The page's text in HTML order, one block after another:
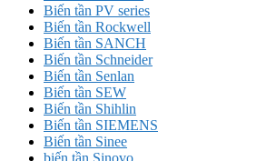
Biến tần PV series
Biến tần Rockwell
Biến tần SANCH
Biến tần Schneider
Biến tần Senlan
Biến tần SEW
Biến tần Shihlin
Biến tần SIEMENS
Biến tần Sinee